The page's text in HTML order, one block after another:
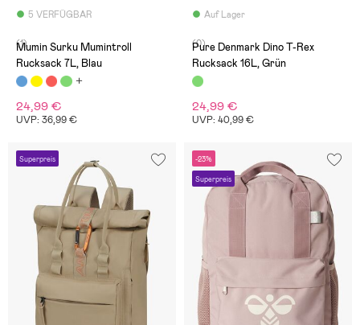
5 VERFÜGBAR
(1)
Mumin Surku Mumintroll
Rucksack 7L, Blau
24,99 €
UVP: 36,99 €
Auf Lager
(0)
Pure Denmark Dino T-Rex
Rucksack 16L, Grün
24,99 €
UVP: 40,99 €
Superpreis -23%
Superpreis